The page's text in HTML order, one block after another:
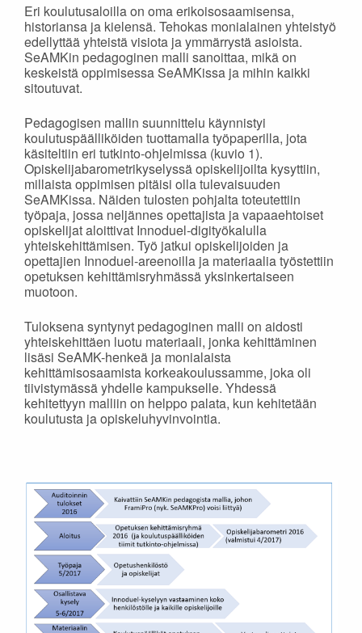
Eri koulutusaloilla on oma erikoisosaamisensa,
historiansa ja kielensä. Tehokas monialainen yhteistyö
edellyttää yhteistä visiota ja ymmärrystä asioista.
SeAMKin pedagoginen malli sanoittaa, mikä on
keskeistä oppimisessa SeAMKissa ja mihin kaikki
sitoutuvat.
Pedagogisen mallin suunnittelu käynnistyi
koulutuspäälliköiden tuottamalla työpaperilla, jota
käsiteltiin eri tutkinto-ohjelmissa (kuvio 1).
Opiskelijabarometrikyselyssä opiskelijoilta kysyttiin,
millaista oppimisen pitäisi olla tulevaisuuden
SeAMKissa. Näiden tulosten pohjalta toteutettiin
työpaja, jossa neljännes opettajista ja vapaaehtoiset
opiskelijat aloittivat Innoduel-digityökalulla
yhteiskehittämisen. Työ jatkui opiskelijoiden ja
opettajien Innoduel-areenoilla ja materiaalia työstettiin
opetuksen kehittämisryhmässä yksinkertaiseen
muotoon.
Tuloksena syntynyt pedagoginen malli on aidosti
yhteiskehittäen luotu materiaali, jonka kehittäminen
lisäsi SeAMK-henkeä ja monialaista
kehittämisosaamista korkeakoulussamme, joka oli
tiivistymässä yhdelle kampukselle. Yhdessä
kehitettyyn malliin on helppo palata, kun kehitetään
koulutusta ja opiskeluhyvinvointia.